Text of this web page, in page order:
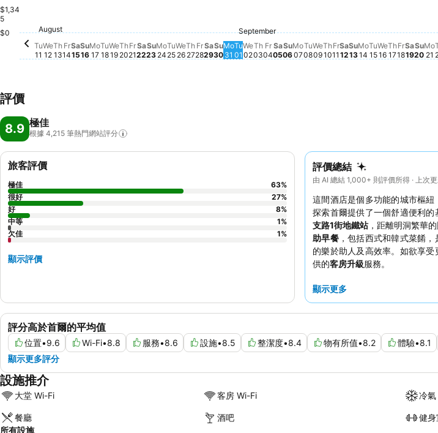
$1,34
5
$0
Tuesday, August 11
$1,518
August
Tu
11
Wednesday, August 12
$1,522
We
12
Thursday, August 13
$1,294
Th
13
Fr
14
Sa
15
Su
16
Monday, August 17
$1,274
Mo
17
Tuesday, August 18
$1,266
Tu
18
Wednesday, August 19
$1,362
We
19
Thursday, August 20
$1,270
Th
20
Fr
21
Sa
22
Sunday, August 23
$1,528
Su
23
Monday, August 24
$1,262
Mo
24
Tuesday, August 25
$1,306
Tu
25
Wednesday, August 26
$1,212
We
26
Thursday, August 27
$1,256
Th
27
Friday, August 28
$1,626
Fr
28
Saturday, August 29
Sa
29
Sunday, August 30
$1,181
Su
30
Monday, August 31
$1,077
Mo
31
Tuesday, September 01
$1,327
September
Tu
01
Wednesday, September 02
$1,337
We
02
Thursday, September 03
$1,338
Th
03
Friday, September 04
$1,770
Fr
04
Saturday, September 05
此日期沒有價格資料
Sa
05
Sunday, September 06
$1,558
Su
06
Monday, September 07
$1,245
Mo
07
Tuesday, September 08
此日期沒有價格資料
Tu
08
Wednesday, September
$1,279
We
09
Thursday, September
此日期沒有價格資料
Th
10
Fr
11
Sa
12
Sunday,
$1,323
Su
13
Monday,
$1,435
Mo
14
Tuesday,
$1,258
Tu
15
此日期沒有
We
16
$1,345
Th
17
Fr
18
Sa
19
Su
20
Mo
21
評價
8.9 極佳
根據 4,215 筆熱門網站評分
評價總結
由 AI 總結 1,000+ 則評價所得 · 上次
這間酒店是個多功能的城市樞紐
探索首爾提供了一個舒適便利
支路1街地鐵站 ，距離明洞繁華
助早餐，包括西式和韓式菜餚
的樂於助人及高效率。如欲享
供的客房升級服務。
顯示更多
評分高於首爾的平均值
位置•9.6 Wi-Fi•8.8 服務•8.6 設施•8.5 整潔度•8.4 物有所值•8.2 體驗•8.1
顯示更多評分
旅客評價
極佳 63%
很好
27%
好
8%
中等
1%
欠佳
1%
顯示評價
設施推介
大堂 Wi-Fi 客房 Wi-Fi 冷氣
餐廳 酒吧
健身
所有設施